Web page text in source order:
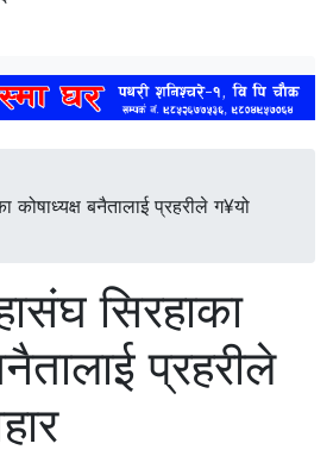
कोषाध्यक्ष बनैतालाई प्रहरीले ग¥यो
सिरहाका
प्रहरीले